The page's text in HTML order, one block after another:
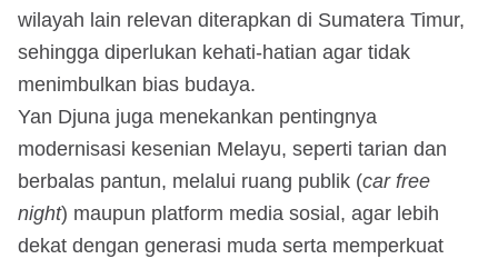
wilayah lain relevan diterapkan di Sumatera Timur,
sehingga diperlukan kehati-hatian agar tidak
menimbulkan bias budaya.
Yan Djuna juga menekankan pentingnya
modernisasi kesenian Melayu, seperti tarian dan
berbalas pantun, melalui ruang publik (car free
night) maupun platform media sosial, agar lebih
dekat dengan generasi muda serta memperkuat